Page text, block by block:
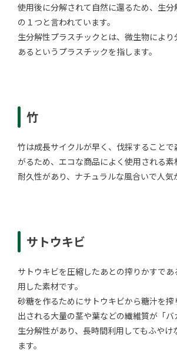
使用後に分解されて自然に還るため、生分
の１つと言われています。
生分解性プラスチックとは、微生物によ
あるというプラスチックを指します。
竹
竹は成長サイクルが早く、伐採すること
がるため、エコな商品によく使用される素
耐久性があり、ナチュラルな風合いで人気
サトウキビ
サトウキビを圧縮したあとの搾りかすで
用した素材です。
砂糖を作るためにサトウキビから糖汁を
出される大量の茎や葉などの繊維質が「バ
生分解性があり、長時間利用してもふやけ
ます。